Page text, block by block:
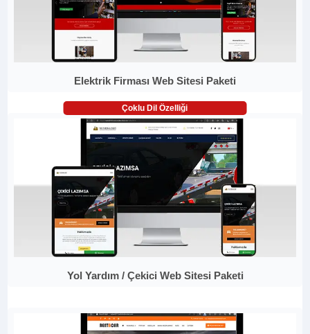
Elektrik Firması Web Sitesi Paketi
Çoklu Dil Özelliği
Yol Yardım / Çekici Web Sitesi Paketi